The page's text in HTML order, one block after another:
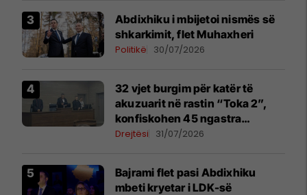
Abdixhiku i mbijetoi nismës së
shkarkimit, flet Muhaxheri
Politikë 30/07/2026
32 vjet burgim për katër të
akuzuarit në rastin “Toka 2”,
konfiskohen 45 ngastra
kadastrale
Drejtësi 31/07/2026
Bajrami flet pasi Abdixhiku
mbeti kryetar i LDK-së